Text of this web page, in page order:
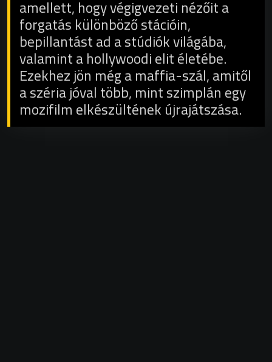
amellett, hogy végigvezeti nézőit a
forgatás különböző stációin,
bepillantást ad a stúdiók világába,
valamint a hollywoodi elit életébe.
Ezekhez jön még a maffia-szál, amitől
a széria jóval több, mint szimplán egy
mozifilm elkészültének újrajátszása.